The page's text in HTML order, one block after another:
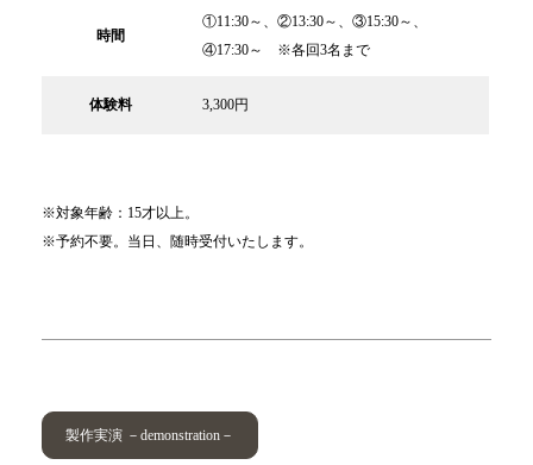
時間
①11:30～、②13:30～、③15:30～、
④17:30～ ※各回3名まで
体験料 3,300円
※対象年齢：15才以上。
※予約不要。当日、随時受付いたします。
製作実演 －demonstration－